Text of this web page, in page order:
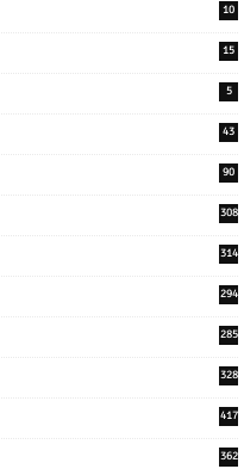
10
15
5
43
90
308
314
294
285
328
417
362